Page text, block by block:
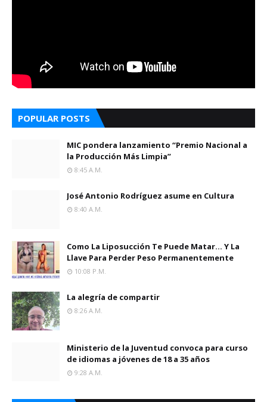
POPULAR POSTS
MIC pondera lanzamiento “Premio Nacional a
la Producción Más Limpia”
8:45 A.m.
José Antonio Rodríguez asume en Cultura
8:40 A.m.
Como La Liposucción Te Puede Matar… Y La
Llave Para Perder Peso Permanentemente
10:08 P.m.
La alegría de compartir
8:26 A.m.
Ministerio de la Juventud convoca para curso
de idiomas a jóvenes de 18 a 35 años
9:28 A.m.